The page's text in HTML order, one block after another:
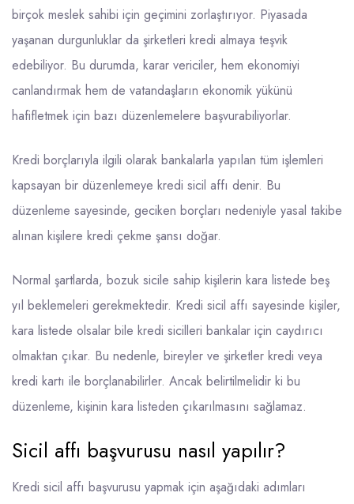
birçok meslek sahibi için geçimini zorlaştırıyor. Piyasada
yaşanan durgunluklar da şirketleri kredi almaya teşvik
edebiliyor. Bu durumda, karar vericiler, hem ekonomiyi
canlandırmak hem de vatandaşların ekonomik yükünü
hafifletmek için bazı düzenlemelere başvurabiliyorlar.
Kredi borçlarıyla ilgili olarak bankalarla yapılan tüm işlemleri
kapsayan bir düzenlemeye kredi sicil affı denir. Bu
düzenleme sayesinde, geciken borçları nedeniyle yasal takibe
alınan kişilere kredi çekme şansı doğar.
Normal şartlarda, bozuk sicile sahip kişilerin kara listede beş
yıl beklemeleri gerekmektedir. Kredi sicil affı sayesinde kişiler,
kara listede olsalar bile kredi sicilleri bankalar için caydırıcı
olmaktan çıkar. Bu nedenle, bireyler ve şirketler kredi veya
kredi kartı ile borçlanabilirler. Ancak belirtilmelidir ki bu
düzenleme, kişinin kara listeden çıkarılmasını sağlamaz.
Sicil affı başvurusu nasıl yapılır?
Kredi sicil affı başvurusu yapmak için aşağıdaki adımları